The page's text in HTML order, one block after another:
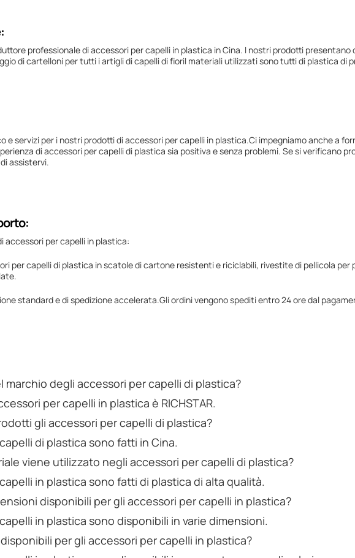
professionale di accessori per capelli in plastica in Cina. I nostri prodotti
di cartelloni per tutti i artigli di capelli di fioriI materiali utilizzati sono tutti di plastica di
e servizi per i nostri prodotti di accessori per capelli in plastica.Ci impegniamo anche a
di accessori per capelli di plastica sia positiva e senza problemi. Se si verificano
assistervi.
accessori per capelli in plastica:
per capelli di plastica in scatole di cartone resistenti e riciclabili, rivestite di pellicola
standard e di spedizione accelerata.Gli ordini vengono spediti entro 24 ore dal
marchio degli accessori per capelli di plastica?
per capelli in plastica è RICHSTAR.
gli accessori per capelli di plastica?
di plastica sono fatti in Cina.
viene utilizzato negli accessori per capelli di plastica?
in plastica sono fatti di plastica di alta qualità.
disponibili per gli accessori per capelli in plastica?
in plastica sono disponibili in varie dimensioni.
per gli accessori per capelli in plastica?